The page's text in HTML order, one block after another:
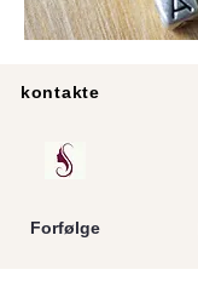
kontakte
Forfølge